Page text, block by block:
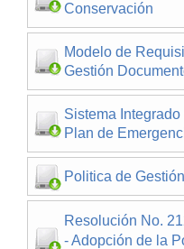
Conservación
Modelo de
Gestión
Sistema
Plan de
Politica de
Resolución No.
- Adopción de la